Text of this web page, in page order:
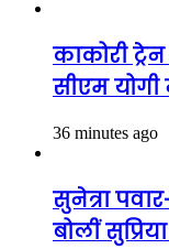
काकोरी
सीएम योगी
36 minutes ago
सुनेत्रा
बोलीं